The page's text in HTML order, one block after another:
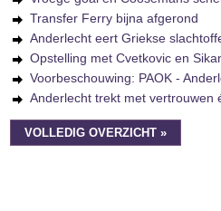
Transfer Ferry bijna afgerond
Anderlecht eert Griekse
Opstelling met Cvetkovic en
Voorbeschouwing: PAOK -
Anderlecht trekt met vertrouwen
VOLLEDIG OVERZICHT »